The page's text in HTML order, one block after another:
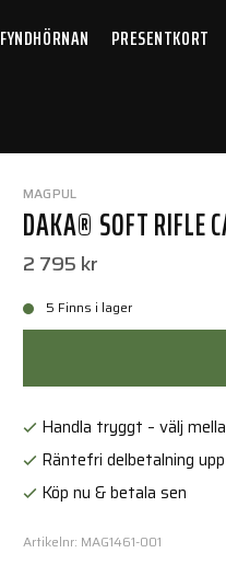
FYNDHÖRNAN PRESENTKORT
MAGPUL
DAKA® SOFT RIFLE
2 795 kr
5 Finns i lager
Handla tryggt – välj
Räntefri delbetalning
Köp nu & betala sen
Artikelnr: MAG1461-001